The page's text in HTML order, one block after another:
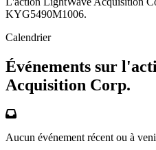
KYG5490M1006.
Calendrier
Événements sur
Acquisition Corp.
Aucun événement récent ou à